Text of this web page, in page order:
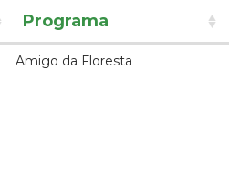
Programa
Amigo da Floresta